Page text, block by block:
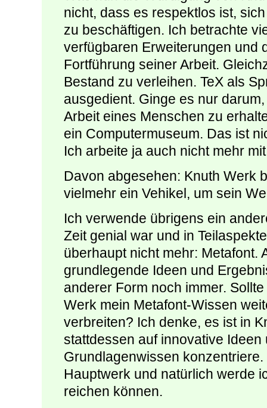
nicht, dass es respektlos ist,
zu beschäftigen. Ich betrachte
verfügbaren Erweiterungen und
Fortführung seiner Arbeit.
Bestand zu verleihen. TeX als
ausgedient. Ginge es nur
Arbeit eines Menschen zu
ein Computermuseum. Das ist
Ich arbeite ja auch nicht mehr
Davon abgesehen: Knuth Werk
vielmehr ein Vehikel, um sein
Ich verwende übrigens ein
Zeit genial war und in
überhaupt nicht mehr: Metafont.
grundlegende Ideen und
anderer Form noch immer.
Werk mein Metafont-Wissen
verbreiten? Ich denke, es ist in
stattdessen auf innovative
Grundlagenwissen
Hauptwerk und natürlich werde
reichen können.